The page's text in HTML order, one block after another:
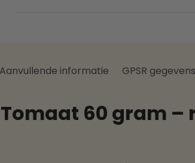
Aanvullende informatie GPSR gegevens
60 gram